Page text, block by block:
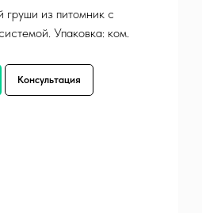
груши из питомник с
Упаковка: ком.
Консультация